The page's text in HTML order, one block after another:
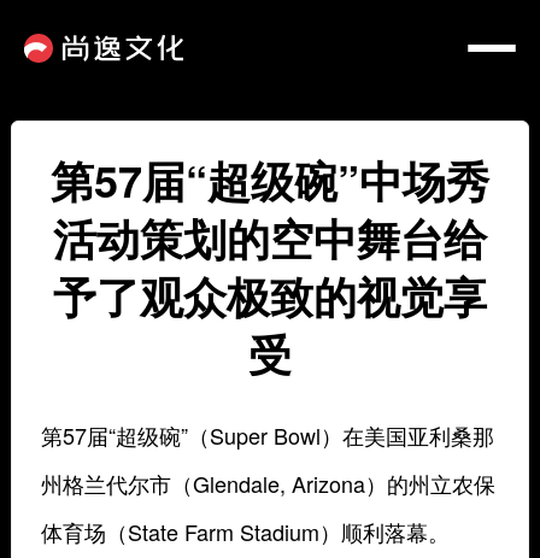
第57届“超级碗”中场秀
活动策划的空中舞台给
予了观众极致的视觉享
受
第57届“超级碗”（Super Bowl）在美国亚利桑那
州格兰代尔市（Glendale, Arizona）的州立农保
体育场（State Farm Stadium）顺利落幕。